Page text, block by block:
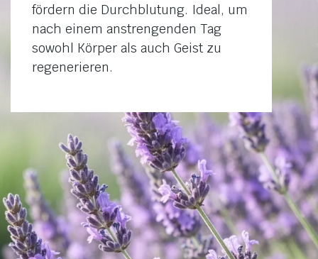
fördern die Durchblutung. Ideal, um
nach einem anstrengenden Tag
sowohl Körper als auch Geist zu
regenerieren.